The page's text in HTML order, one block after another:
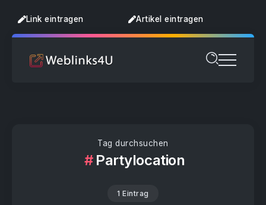
Link eintragen Artikel eintragen
Tag durchsuchen
Partylocation
1 Eintrag